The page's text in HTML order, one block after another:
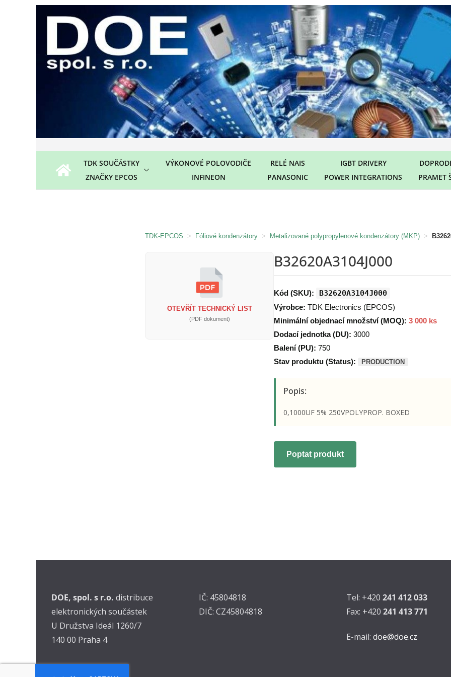
TDK SOUČÁSTKY
ZNAČKY EPCOS
VÝKONOVÉ POLOVODIČE
INFINEON
RELÉ NAIS
PANASONIC
IGBT DRIVERY
POWER INTEGRATIONS
PRAMET
TDK-EPCOS > Fóliové kondenzátory > Metalizované polypropylenové kondenzátory (MKP) >
OTEVŘÍT TECHNICKÝ LIST
(PDF dokument)
B32620A3104J000
Kód (SKU): B32620A3104J000
Výrobce: TDK Electronics (EPCOS)
Minimální objednací množství (MOQ): 3 000 ks
Dodací jednotka (DU): 3000
Balení (PU): 750
Stav produktu (Status):
PRODUCTION
Popis:
0,1000UF 5% 250VPOLYPROP. BOXED
Poptat produkt
DOE, spol. s r.o. distribuce
elektronických součástek
U Družstva Ideál 1260/7
140 00 Praha 4
IČ: 45804818
DIČ: CZ45804818
Tel: +420 241 412 033
Fax: +420 241 413 771
E-mail: doe@doe.cz